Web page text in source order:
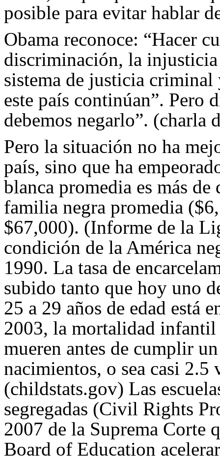
posible para evitar hablar
Obama reconoce: “Hacer
discriminación, la
sistema de justicia
este país continúan”. Pero
debemos negarlo”. (charla
Pero la situación no ha
país, sino que ha
blanca promedia es más de
familia negra promedia
$67,000). (Informe de la
condición de la América
1990. La tasa de
subido tanto que hoy uno
25 a 29 años de edad está
2003, la mortalidad infantil
mueren antes de cumplir
nacimientos, o sea casi 2.5
(childstats.gov) Las
segregadas (Civil Rights
2007 de la Suprema Corte
Board of Education